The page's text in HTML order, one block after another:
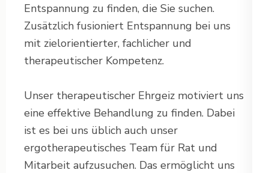
Entspannung zu finden, die Sie suchen.
Zusätzlich fusioniert Entspannung bei uns
mit zielorientierter, fachlicher und
therapeutischer Kompetenz.
Unser therapeutischer Ehrgeiz motiviert uns
eine effektive Behandlung zu finden. Dabei
ist es bei uns üblich auch unser
ergotherapeutisches Team für Rat und
Mitarbeit aufzusuchen. Das ermöglicht uns